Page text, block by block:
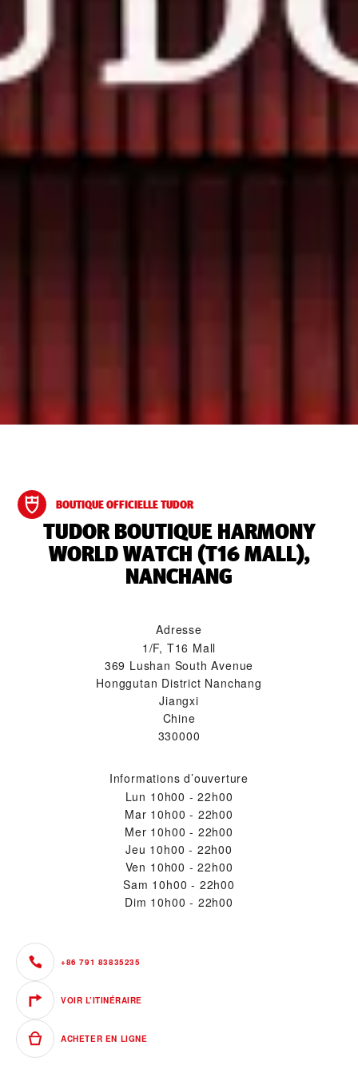
BOUTIQUE OFFICIELLE TUDOR
‭TUDOR BOUTIQUE HARMONY
WORLD WATCH (T16 MALL),
NANCHANG‬
Adresse
1/F, T16 Mall
369 Lushan South Avenue
Honggutan District Nanchang
Jiangxi
Chine
330000
Informations d’ouverture
Lun 10h00 - 22h00
Mar 10h00 - 22h00
Mer 10h00 - 22h00
Jeu 10h00 - 22h00
Ven 10h00 - 22h00
Sam 10h00 - 22h00
Dim 10h00 - 22h00
+86 791 83835235
VOIR L’ITINÉRAIRE
ACHETER EN LIGNE